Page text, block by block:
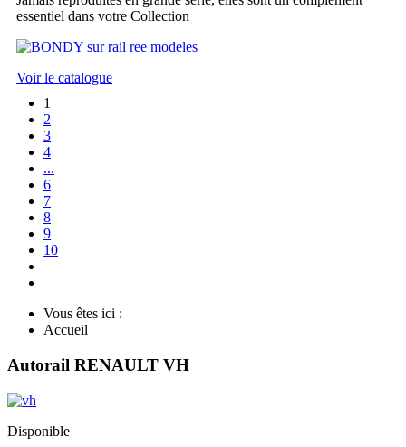
essentiel dans votre Collection
Voir le catalogue
1
2
3
4
...
6
7
8
9
10
Vous êtes ici :
Accueil
Autorail RENAULT VH
Disponible